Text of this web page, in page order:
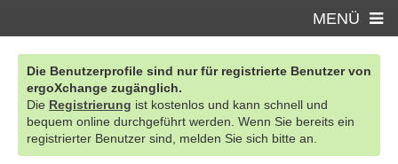
MENÜ
Die Benutzerprofile sind nur für registrierte Benutzer von
ergoXchange zugänglich.
Die Registrierung ist kostenlos und kann schnell und
bequem online durchgeführt werden. Wenn Sie bereits ein
registrierter Benutzer sind, melden Sie sich bitte an.